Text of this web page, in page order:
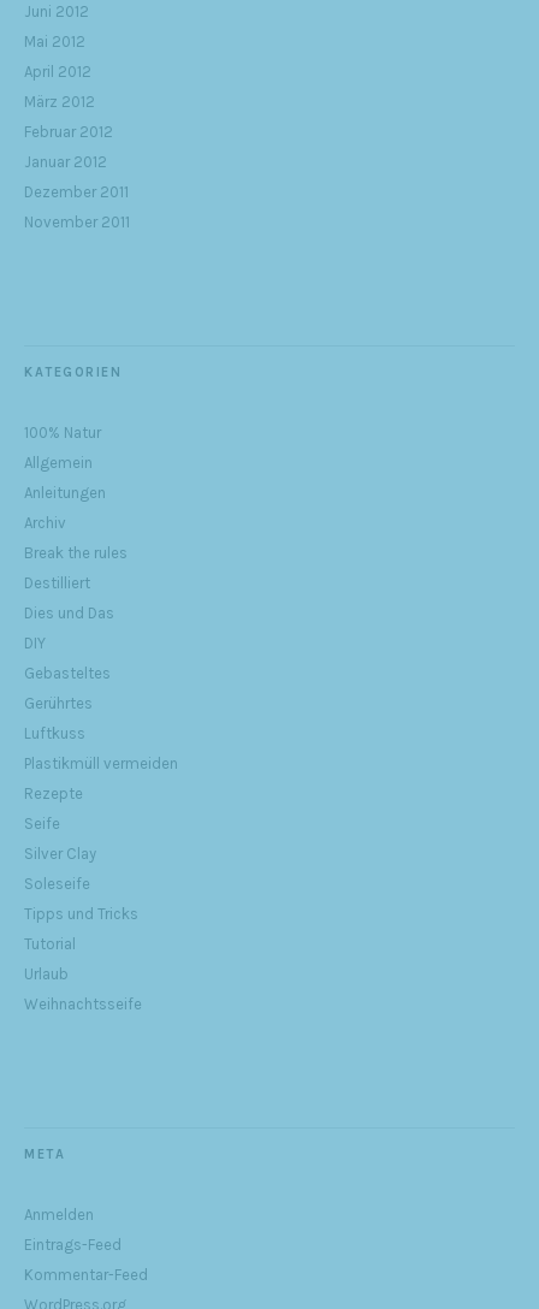
Juni 2012
Mai 2012
April 2012
März 2012
Februar 2012
Januar 2012
Dezember 2011
November 2011
KATEGORIEN
100% Natur
Allgemein
Anleitungen
Archiv
Break the rules
Destilliert
Dies und Das
DIY
Gebasteltes
Gerührtes
Luftkuss
Plastikmüll vermeiden
Rezepte
Seife
Silver Clay
Soleseife
Tipps und Tricks
Tutorial
Urlaub
Weihnachtsseife
META
Anmelden
Eintrags-Feed
Kommentar-Feed
WordPress.org